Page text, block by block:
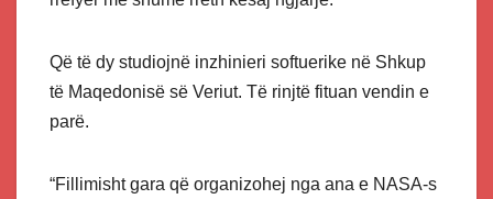
Që të dy studiojnë inzhinieri softuerike në Shkup
të Maqedonisë së Veriut. Të rinjtë fituan vendin e
parë.
“Fillimisht gara që organizohej nga ana e NASA-s